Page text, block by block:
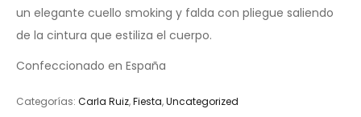
un elegante cuello smoking y falda con pliegue saliendo
de la cintura que estiliza el cuerpo.
Confeccionado en España
Categorías: Carla Ruiz,Fiesta,Uncategorized